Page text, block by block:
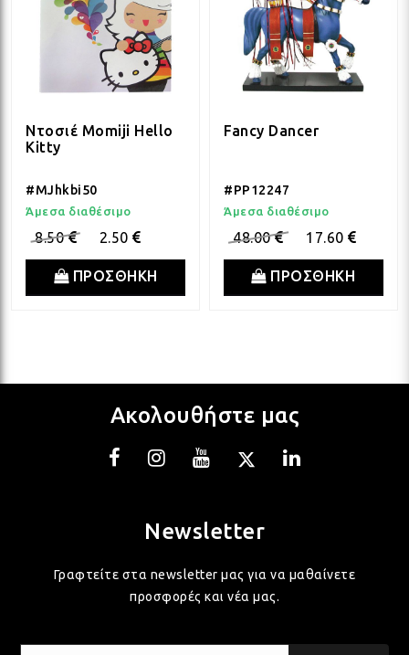
Ντοσιέ Momiji Hello
Kitty
#MJhkbi50
Άμεσα διαθέσιμο
8.50 2.50
ΠΡΟΣΘΗΚΗ
Fancy Dancer
#PP12247
Άμεσα διαθέσιμο
48.00 17.60
ΠΡΟΣΘΗΚΗ
Ακολουθήστε μας
Newsletter
Γραφτείτε στα newsletter μας για να μαθαίνετε
προσφορές και νέα μας.